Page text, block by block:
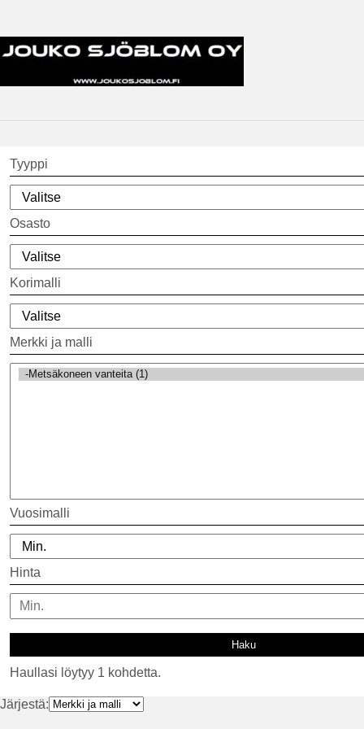
Tyyppi
Osasto
Korimalli
Merkki ja malli
Vuosimalli
Hinta
Haullasi löytyy 1 kohdetta.
Järjestä: